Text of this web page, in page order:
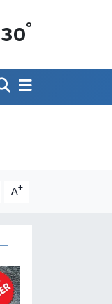
30°
A+